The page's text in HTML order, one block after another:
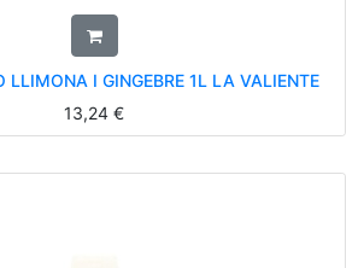
LLIMONA I GINGEBRE 1L LA VALIENTE
13,24 €